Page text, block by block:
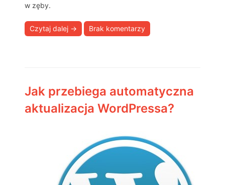
w zęby.
Czytaj dalej → Brak komentarzy
Jak przebiega automatyczna
aktualizacja WordPressa?